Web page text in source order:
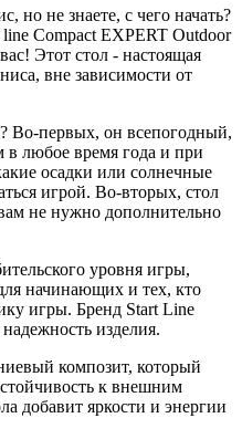
но не знаете, с чего начать?
Compact EXPERT Outdoor
Этот стол - настоящая
вне зависимости от
Во-первых, он всепогодный,
в любое время года и при
осадки или солнечные
игрой. Во-вторых, стол
не нужно дополнительно
уровня игры,
начинающих и тех, кто
игры. Бренд Start Line
изделия.
композит, который
к внешним
добавит яркости и энергии